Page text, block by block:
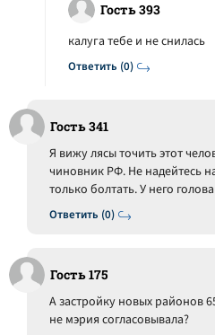
Гость 393
Ответить (0)
калуга тебе и не снилась
Гость 341
Ответить (0)
Я вижу лясы точить этот
чиновник РФ. Не надейтесь
только болтать. У него
Гость 175
А застройку новых районов
не мэрия согласовывала?